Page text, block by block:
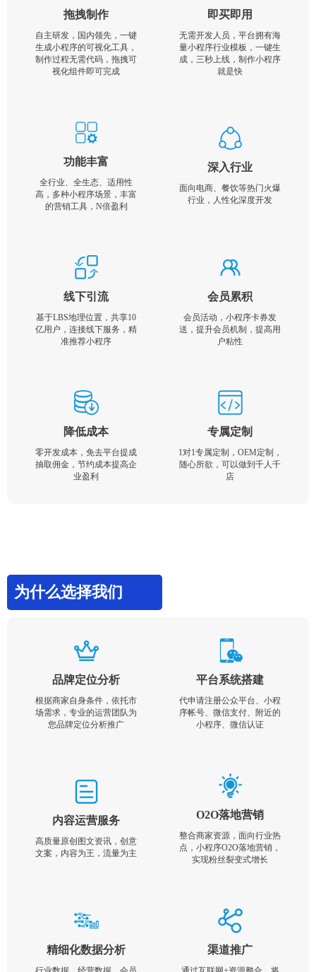
拖拽制作
自主研发，国内领先，一键
生成小程序的可视化工具，
制作过程无需代码，拖拽可
视化组件即可完成
即买即用
无需开发人员，平台拥有海
量小程序行业模板，一键生
成，三秒上线，制作小程序
就是快
功能丰富
全行业、全生态、适用性
高，多种小程序场景，丰富
的营销工具，N倍盈利
深入行业
面向电商、餐饮等热门火爆
行业，人性化深度开发
线下引流
基于LBS地理位置，共享10
亿用户，连接线下服务，精
准推荐小程序
会员累积
会员活动，小程序卡券发
送，提升会员机制，提高用
户粘性
降低成本
零开发成本，免去平台提成
抽取佣金，节约成本提高企
业盈利
专属定制
1对1专属定制，OEM定制，
随心所欲，可以做到千人千
店
为什么选择我们
品牌定位分析
根据商家自身条件，依托市
场需求，专业的运营团队为
您品牌定位分析推广
平台系统搭建
代申请注册公众平台、小程
序帐号、微信支付、附近的
小程序、微信认证
内容运营服务
高质量原创图文资讯，创意
文案，内容为王，流量为主
O2O落地营销
整合商家资源，面向行业热
点，小程序O2O落地营销，
实现粉丝裂变式增长
精细化数据分析 渠道推广